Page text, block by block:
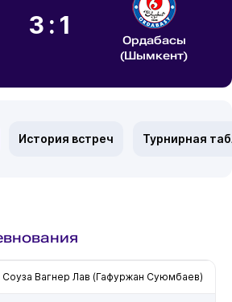
3:1
Ордабасы
(Шымкент)
История встреч Турнирная
Соуза Вагнер Лав (Гафуржан Суюмбаев)